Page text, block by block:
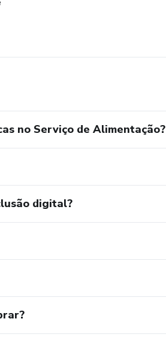
no Serviço de Alimentação?
digital?